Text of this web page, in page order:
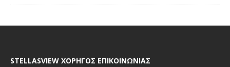
STELLASVIEW ΧΟΡΗΓΟΣ ΕΠΙΚΟΙΝΩΝΙΑΣ